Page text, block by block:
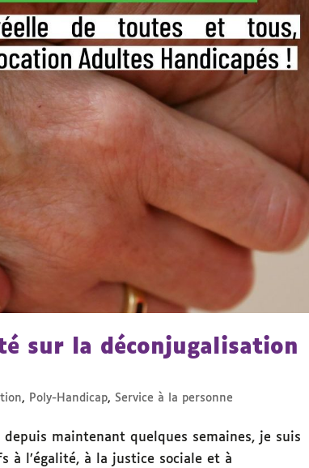
sur la déconjugalisation
, Poly-Handicap,Service à la personne
maintenant quelques semaines, je suis
à l’égalité, à la justice sociale et à